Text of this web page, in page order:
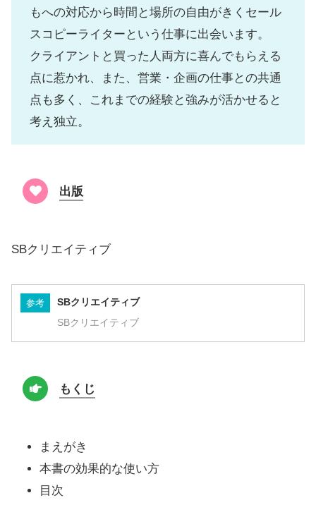
もへの対応から時間と場所の自由がきくセール
スコピーライターという仕事に出会います。
クライアントと買った人両方に喜んでもらえる
点に惹かれ、また、営業・企画の仕事との共通
点も多く、これまでの経験と強みが活かせると
考え独立。
出版
SBクリエイティブ
参考 SBクリエイティブ
SBクリエイティブ
もくじ
まえがき
本書の効果的な使い方
目次